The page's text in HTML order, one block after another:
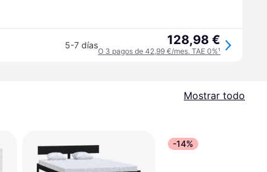
5-7 días 128,98 €
O 3 pagos de 42,99 €/mes. TAE 0%¹
Mostrar todo
-14%